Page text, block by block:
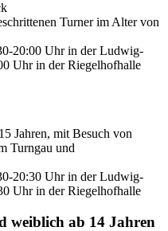
Turner im Alter von
20:00 Uhr in der Ludwig-
Uhr in der Riegelhofhalle
Jahren, mit Besuch von
Turngau und
20:30 Uhr in der Ludwig-
Uhr in der Riegelhofhalle
weiblich ab 14 Jahren